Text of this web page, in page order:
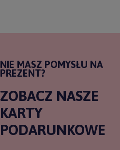
NIE MASZ POMYSŁU NA
PREZENT?
ZOBACZ NASZE
KARTY
PODARUNKOWE